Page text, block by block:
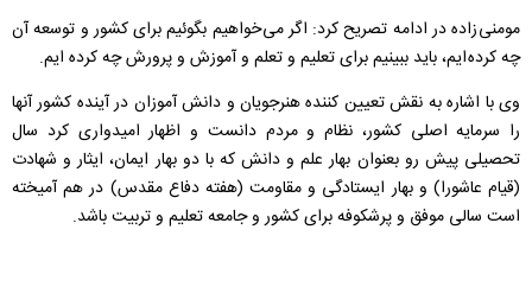
مومنی زاده در ادامه تصریح کرد: اگر می خواهیم بگوئیم برای کشور و توسعه آن
چه کرده ایم، باید ببینیم برای تعلیم و تعلم و آموزش و پرورش چه کرده ایم.
وی با اشاره به نقش تعیین کننده هنرجویان و دانش آموزان در آینده کشور آنها
را سرمایه اصلی کشور، نظام و مردم دانست و اظهار امیدواری کرد سال
تحصیلی پیش رو بعنوان بهار علم و دانش که با دو بهار ایمان، ایثار و شهادت
(قیام عاشورا) و بهار ایستادگی و مقاومت (هفته دفاع مقدس) در هم آمیخته
است سالی موفق و پرشکوفه برای کشور و جامعه تعلیم و تربیت باشد.